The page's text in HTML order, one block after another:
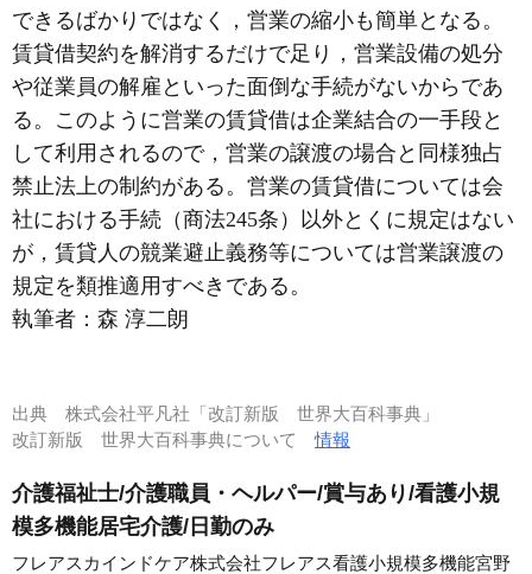
できるばかりではなく，営業の縮小も簡単となる。
賃貸借契約を解消するだけで足り，営業設備の処分
や従業員の解雇といった面倒な手続がないからであ
る。このように営業の賃貸借は企業結合の一手段と
して利用されるので，営業の譲渡の場合と同様独占
禁止法上の制約がある。営業の賃貸借については会
社における手続（商法245条）以外とくに規定はない
が，賃貸人の競業避止義務等については営業譲渡の
規定を類推適用すべきである。
執筆者： 森 淳二朗
出典 株式会社平凡社「改訂新版 世界大百科事典」
改訂新版 世界大百科事典について情報
介護福祉士/介護職員・ヘルパー/賞与あり/看護小規
模多機能居宅介護/日勤のみ
フレアスカインドケア株式会社フレアス看護小規模多機能宮野